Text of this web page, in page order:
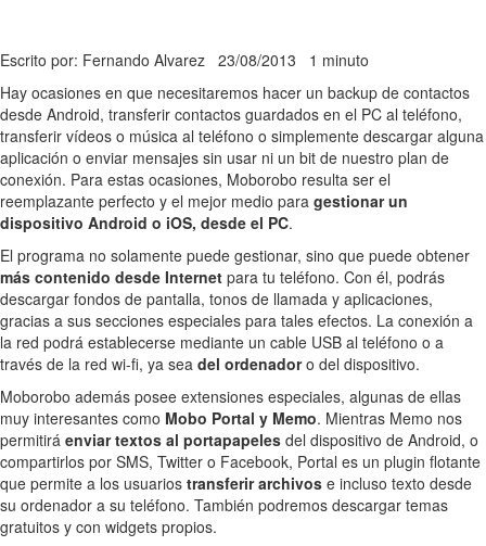
Escrito por: Fernando Alvarez 23/08/2013 1 minuto
Hay ocasiones en que necesitaremos hacer un backup de contactos
desde Android, transferir contactos guardados en el PC al teléfono,
transferir vídeos o música al teléfono o simplemente descargar alguna
aplicación o enviar mensajes sin usar ni un bit de nuestro plan de
conexión. Para estas ocasiones, Moborobo resulta ser el
reemplazante perfecto y el mejor medio para gestionar un
dispositivo Android o iOS, desde el PC.
El programa no solamente puede gestionar, sino que puede obtener
más contenido desde Internet para tu teléfono. Con él, podrás
descargar fondos de pantalla, tonos de llamada y aplicaciones,
gracias a sus secciones especiales para tales efectos. La conexión a
la red podrá establecerse mediante un cable USB al teléfono o a
través de la red wi-fi, ya sea del ordenadoro del dispositivo.
Moborobo además posee extensiones especiales, algunas de ellas
muy interesantes como Mobo Portal y Memo. Mientras Memo nos
permitirá enviar textos al portapapeles del dispositivo de Android, o
compartirlos por SMS, Twitter o Facebook, Portal es un plugin flotante
que permite a los usuarios transferir archivos e incluso texto desde
su ordenador a su teléfono. También podremos descargar temas
gratuitos y con widgets propios.